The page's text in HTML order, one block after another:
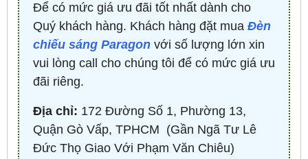
Để có mức giá ưu đãi tốt nhất dành cho
Quý khách hàng. Khách hàng đặt mua Đèn
chiếu sáng Paragon với số lượng lớn xin
vui lòng call cho chúng tôi để có mức giá ưu
đãi riêng.
Địa chỉ: 172 Đường Số 1, Phường 13,
Quận Gò Vấp, TPHCM ​ (Gần Ngã Tư Lê
Đức Thọ Giao Với Phạm Văn Chiêu)